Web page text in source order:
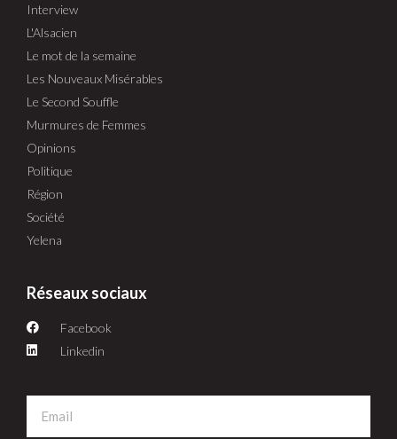
Interview
L'Alsacien
Le mot de la semaine
Les Nouveaux Misérables
Le Second Souffle
Murmures de Femmes
Opinions
Politique
Région
Société
Yelena
Réseaux sociaux
Facebook
Linkedin